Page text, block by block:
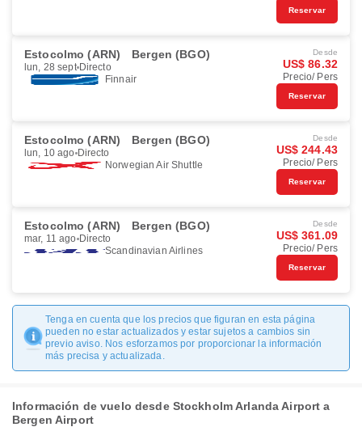
Reservar
Estocolmo (ARN) Bergen (BGO)
lun, 28 sept Directo
Finnair
Desde
US$ 86.32
Precio/ Pers
Reservar
Estocolmo (ARN) Bergen (BGO)
lun, 10 ago Directo
Norwegian Air Shuttle
Desde
US$ 244.43
Precio/ Pers
Reservar
Estocolmo (ARN) Bergen (BGO)
mar, 11 ago Directo
Scandinavian Airlines
Desde
US$ 361.09
Precio/ Pers
Reservar
Tenga en cuenta que los precios que figuran en esta página
pueden no estar actualizados y estar sujetos a cambios sin
previo aviso. Nos esforzamos por proporcionar la información
más precisa y actualizada.
Información de vuelo desde Stockholm Arlanda Airport a
Bergen Airport